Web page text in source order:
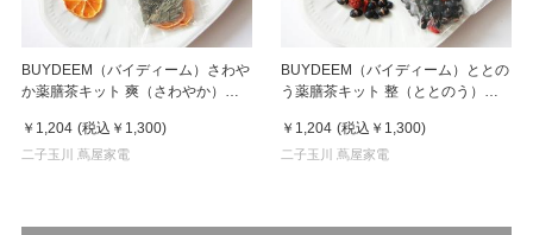
BUYDEEM（バイディーム）さわや
か薬膳茶キット 爽（さわやか）
￥1,204 (税込 ￥1,300)
二子玉川 蔦屋家電
BUYDEEM（バイディーム）ととの
う薬膳茶キット 整（ととのう）
￥1,204 (税込 ￥1,300)
二子玉川 蔦屋家電